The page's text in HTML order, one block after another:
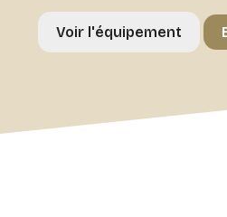
Voir l'équipement